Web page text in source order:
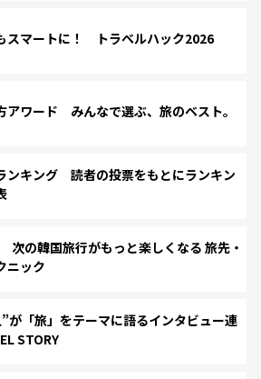
スマートに！ トラベルハック2026
アワード みんなで選ぶ、旅のベスト。
ンキング 読者の投票をもとにランキン
の韓国旅行がもっと楽しくなる 旅先・
ニック
が「旅」をテーマに語るインタビュー連
STORY